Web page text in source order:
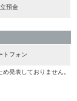
預金
トフォン
発表しておりません。